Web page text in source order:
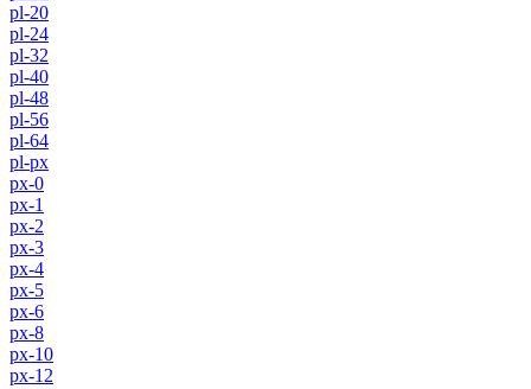
pl-20
pl-24
pl-32
pl-40
pl-48
pl-56
pl-64
pl-px
px-0
px-1
px-2
px-3
px-4
px-5
px-6
px-8
px-10
px-12